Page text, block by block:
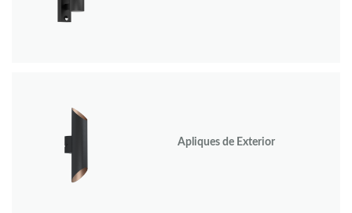
Apliques de Exterior